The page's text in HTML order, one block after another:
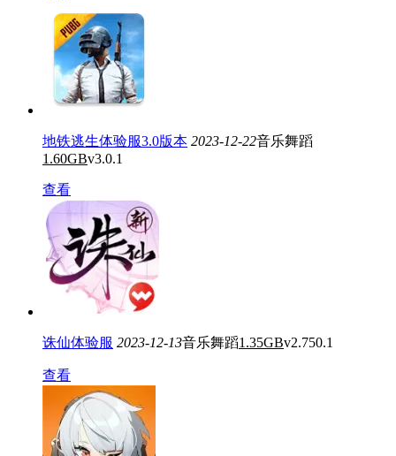
地铁逃生体验服3.0版本 2023-12-22音乐舞蹈
1.60GBv3.0.1
查看
诛仙体验服 2023-12-13音乐舞蹈1.35GBv2.750.1
查看